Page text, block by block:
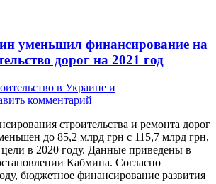
уменьшил финансирование на
дорог на 2021 год
в Украине и
комментарий
строительства и ремонта дорог
до 85,2 млрд грн с 115,7 млрд грн,
в 2020 году. Данные приведены в
Кабмина. Согласно
бюджетное финансирование развития